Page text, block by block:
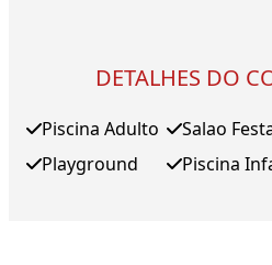
DETALHES DO
Piscina Adulto
Playground
Salao
Piscina